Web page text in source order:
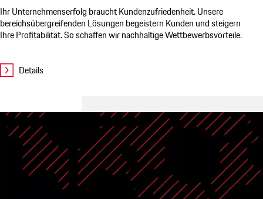
Ihr Unternehmenserfolg braucht Kundenzufriedenheit. Unsere
bereichsübergreifenden Lösungen begeistern Kunden und steigern
Ihre Profitabilität. So schaffen wir nachhaltige Wettbewerbsvorteile.
Details